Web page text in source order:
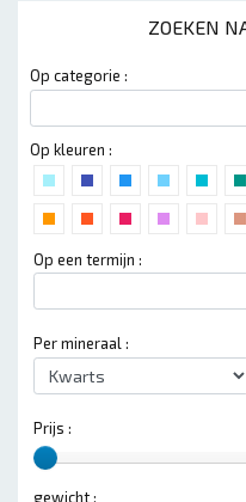
ZOEKEN
Op categorie :
Op kleuren :
Op een termijn :
Per mineraal :
Prijs :
gewicht :